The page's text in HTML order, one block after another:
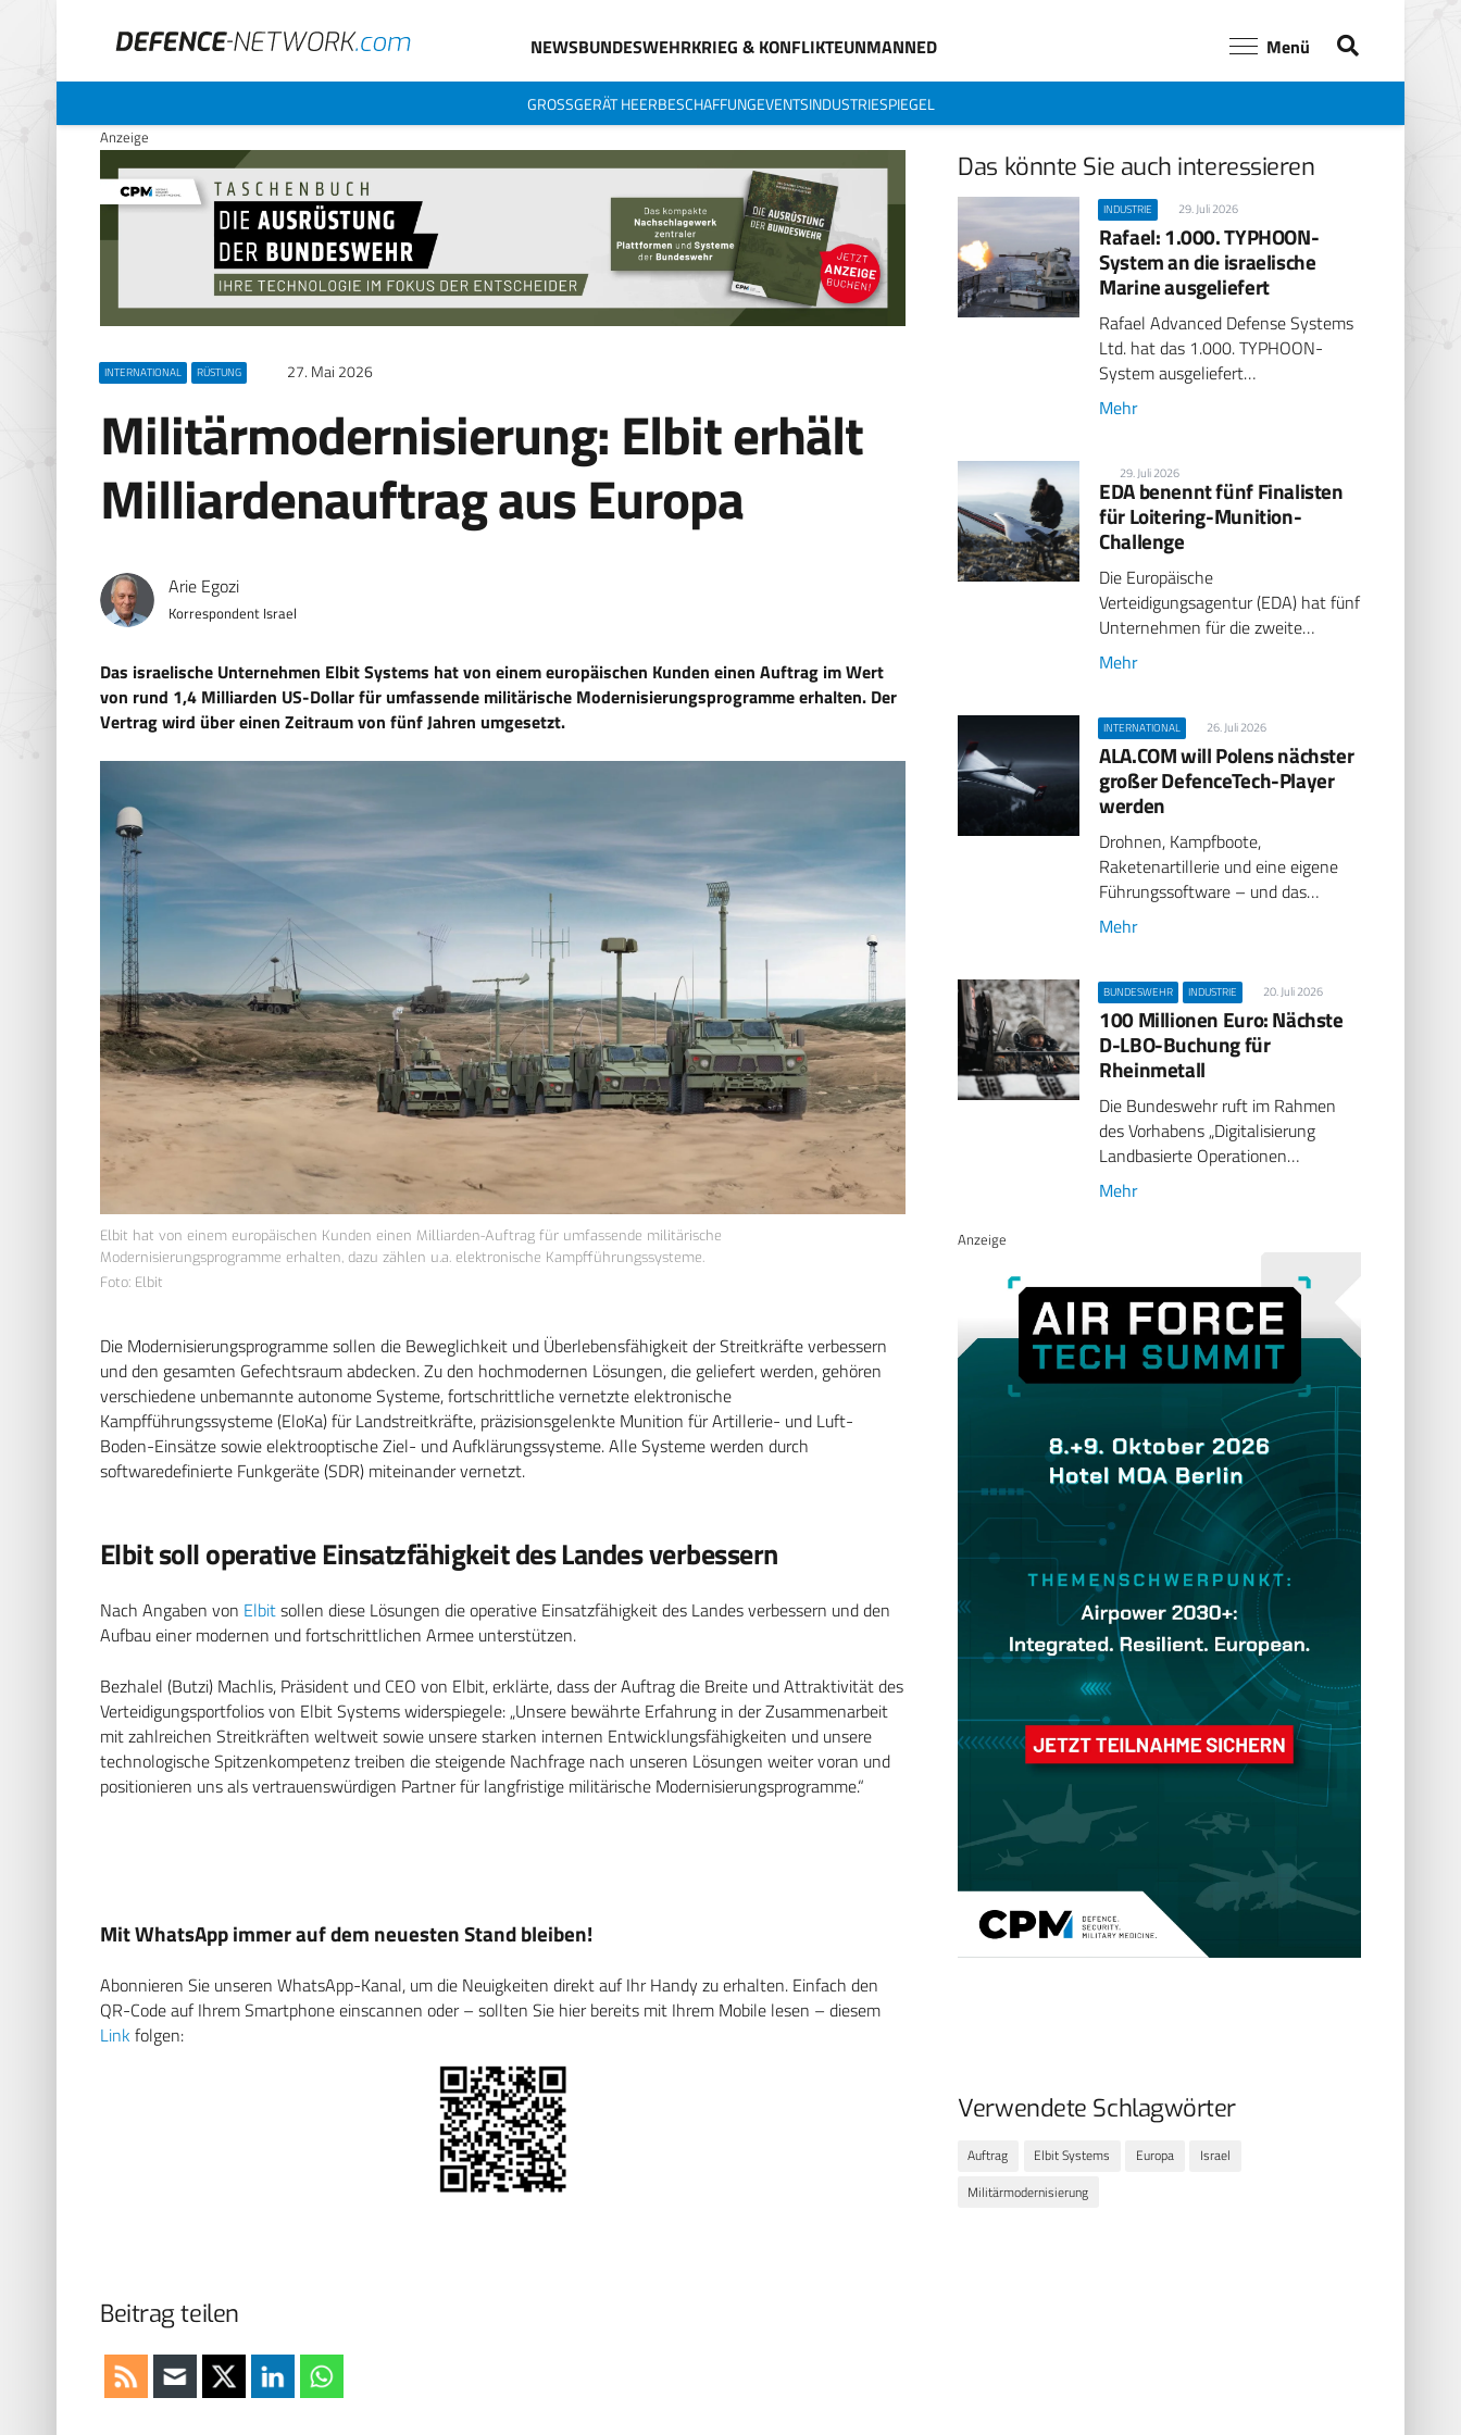
NEWSBUNDESWEHRKRIEG & KONFLIKTEUNMANNED Menü
GROSSGERÄT HEERBESCHAFFUNGEVENTSINDUSTRIESPIEGEL
Anzeige
INTERNATIONAL RÜSTUNG 27. Mai 2026
Militärmodernisierung: Elbit erhält
Milliardenauftrag aus Europa
Arie Egozi
Korrespondent Israel
Das israelische Unternehmen Elbit Systems hat von einem europäischen Kunden einen Auftrag im Wert
von rund 1,4 Milliarden US-Dollar für umfassende militärische Modernisierungsprogramme erhalten. Der
Vertrag wird über einen Zeitraum von fünf Jahren umgesetzt.
Elbit hat von einem europäischen Kunden einen Milliarden-Auftrag für umfassende militärische
Modernisierungsprogramme erhalten, dazu zählen u.a. elektronische Kampfführungssysteme.
Foto: Elbit
Die Modernisierungsprogramme sollen die Beweglichkeit und Überlebensfähigkeit der Streitkräfte verbessern
und den gesamten Gefechtsraum abdecken. Zu den hochmodernen Lösungen, die geliefert werden, gehören
verschiedene unbemannte autonome Systeme, fortschrittliche vernetzte elektronische
Kampfführungssysteme (EloKa) für Landstreitkräfte, präzisionsgelenkte Munition für Artillerie- und Luft-
Boden-Einsätze sowie elektrooptische Ziel- und Aufklärungssysteme. Alle Systeme werden durch
softwaredefinierte Funkgeräte (SDR) miteinander vernetzt.
Elbit soll operative Einsatzfähigkeit des Landes verbessern
Nach Angaben von Elbitsollen diese Lösungen die operative Einsatzfähigkeit des Landes verbessern und den
Aufbau einer modernen und fortschrittlichen Armee unterstützen.
Bezhalel (Butzi) Machlis, Präsident und CEO von Elbit, erklärte, dass der Auftrag die Breite und Attraktivität des
Verteidigungsportfolios von Elbit Systems widerspiegele: „Unsere bewährte Erfahrung in der Zusammenarbeit
mit zahlreichen Streitkräften weltweit sowie unsere starken internen Entwicklungsfähigkeiten und unsere
technologische Spitzenkompetenz treiben die steigende Nachfrage nach unseren Lösungen weiter voran und
positionieren uns als vertrauenswürdigen Partner für langfristige militärische Modernisierungsprogramme.“
Mit WhatsApp immer auf dem neuesten Stand bleiben!
Abonnieren Sie unseren WhatsApp-Kanal, um die Neuigkeiten direkt auf Ihr Handy zu erhalten. Einfach den
QR-Code auf Ihrem Smartphone einscannen oder – sollten Sie hier bereits mit Ihrem Mobile lesen – diesem
Link folgen:
Beitrag teilen
Das könnte Sie auch interessieren
INDUSTRIE 29. Juli 2026
Rafael: 1.000. TYPHOON-
System an die israelische
Marine ausgeliefert
Rafael Advanced Defense Systems
Ltd. hat das 1.000. TYPHOON-
System ausgeliefert…
Mehr
29. Juli 2026
EDA benennt fünf Finalisten
für Loitering-Munition-
Challenge
Die Europäische
Verteidigungsagentur (EDA) hat fünf
Unternehmen für die zweite…
Mehr
INTERNATIONAL 26. Juli 2026
ALA.COM will Polens nächster
großer DefenceTech-Player
werden
Drohnen, Kampfboote,
Raketenartillerie und eine eigene
Führungssoftware – und das…
Mehr
BUNDESWEHR INDUSTRIE 20. Juli 2026
100 Millionen Euro: Nächste
D-LBO-Buchung für
Rheinmetall
Die Bundeswehr ruft im Rahmen
des Vorhabens „Digitalisierung
Landbasierte Operationen…
Mehr
Anzeige
Verwendete Schlagwörter
Auftrag Elbit Systems Europa
Israel
Militärmodernisierung